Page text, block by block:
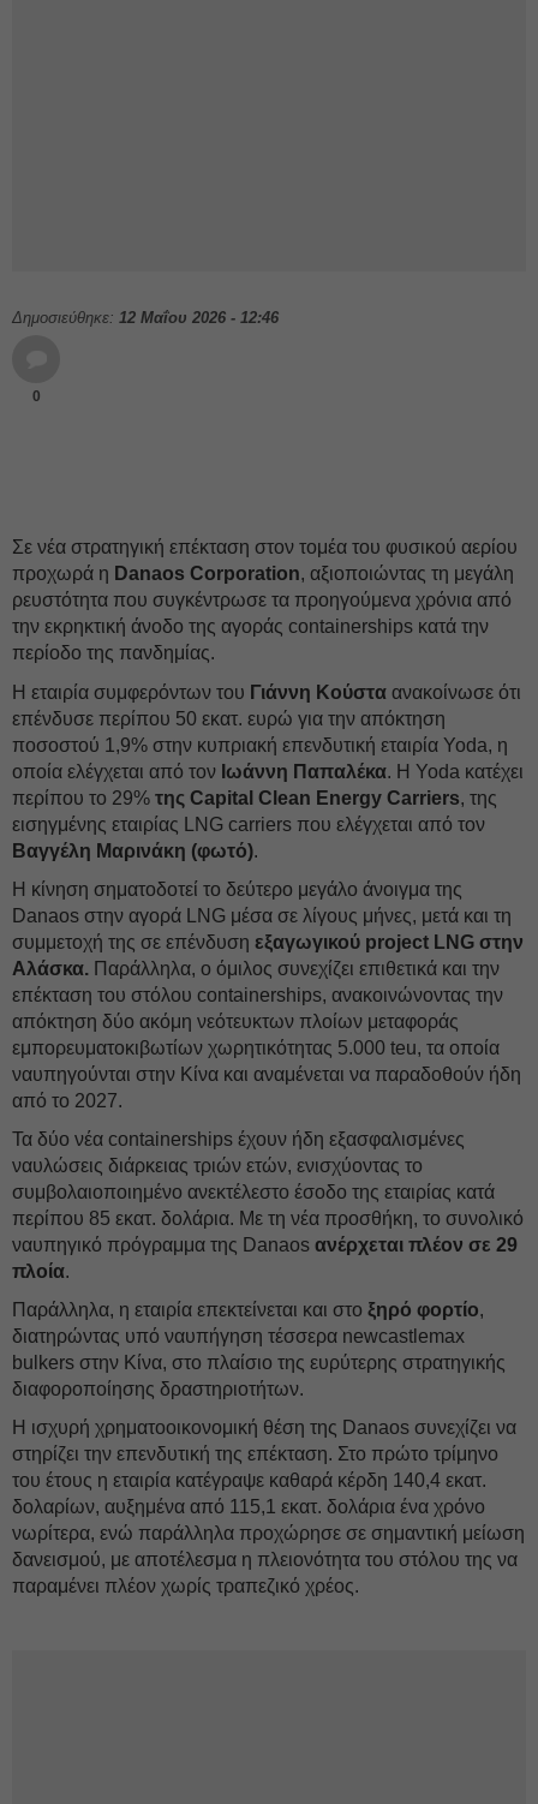
Δημοσιεύθηκε: 12 Μαΐου 2026 - 12:46
0
Σε νέα στρατηγική επέκταση στον τομέα του φυσικού αερίου
προχωρά η Danaos Corporation, αξιοποιώντας τη μεγάλη
ρευστότητα που συγκέντρωσε τα προηγούμενα χρόνια από
την εκρηκτική άνοδο της αγοράς containerships κατά την
περίοδο της πανδημίας.
Η εταιρία συμφερόντων του Γιάννη Κούστα ανακοίνωσε ότι
επένδυσε περίπου 50 εκατ. ευρώ για την απόκτηση
ποσοστού 1,9% στην κυπριακή επενδυτική εταιρία Yoda, η
οποία ελέγχεται από τον Ιωάννη Παπαλέκα. Η Yoda κατέχει
περίπου το 29% της Capital Clean Energy Carriers, της
εισηγμένης εταιρίας LNG carriers που ελέγχεται από τον
Βαγγέλη Μαρινάκη (φωτό).
Η κίνηση σηματοδοτεί το δεύτερο μεγάλο άνοιγμα της
Danaos στην αγορά LNG μέσα σε λίγους μήνες, μετά και τη
συμμετοχή της σε επένδυση εξαγωγικού project LNG στην
Αλάσκα. Παράλληλα, ο όμιλος συνεχίζει επιθετικά και την
επέκταση του στόλου containerships, ανακοινώνοντας την
απόκτηση δύο ακόμη νεότευκτων πλοίων μεταφοράς
εμπορευματοκιβωτίων χωρητικότητας 5.000 teu, τα οποία
ναυπηγούνται στην Κίνα και αναμένεται να παραδοθούν ήδη
από το 2027.
Τα δύο νέα containerships έχουν ήδη εξασφαλισμένες
ναυλώσεις διάρκειας τριών ετών, ενισχύοντας το
συμβολαιοποιημένο ανεκτέλεστο έσοδο της εταιρίας κατά
περίπου 85 εκατ. δολάρια. Με τη νέα προσθήκη, το συνολικό
ναυπηγικό πρόγραμμα της Danaos ανέρχεται πλέον σε 29
πλοία.
Παράλληλα, η εταιρία επεκτείνεται και στο ξηρό φορτίο,
διατηρώντας υπό ναυπήγηση τέσσερα newcastlemax
bulkers στην Κίνα, στο πλαίσιο της ευρύτερης στρατηγικής
διαφοροποίησης δραστηριοτήτων.
Η ισχυρή χρηματοοικονομική θέση της Danaos συνεχίζει να
στηρίζει την επενδυτική της επέκταση. Στο πρώτο τρίμηνο
του έτους η εταιρία κατέγραψε καθαρά κέρδη 140,4 εκατ.
δολαρίων, αυξημένα από 115,1 εκατ. δολάρια ένα χρόνο
νωρίτερα, ενώ παράλληλα προχώρησε σε σημαντική μείωση
δανεισμού, με αποτέλεσμα η πλειονότητα του στόλου της να
παραμένει πλέον χωρίς τραπεζικό χρέος.